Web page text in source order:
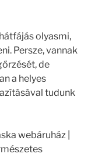
olyasmi,
Persze, vannak
de
a helyes
tudunk
webáruház |